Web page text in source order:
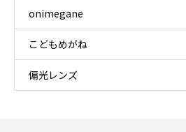
onimegane
こどもめがね
偏光レンズ